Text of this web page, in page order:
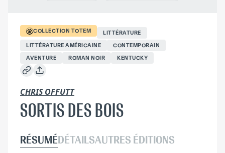
COLLECTION TOTEM
LITTÉRATURE
LITTÉRATURE AMÉRICAINE
CONTEMPORAIN
AVENTURE
ROMAN NOIR KENTUCKY
CHRIS OFFUTT
SORTIS DES BOIS
RÉSUMÉDÉTAILSAUTRES ÉDITIONS